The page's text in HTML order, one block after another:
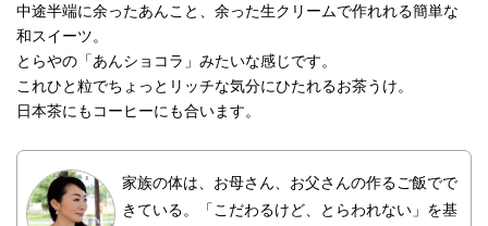
中途半端に余ったあんこと、余った生クリームで作れれる簡単な
和スイーツ。
とらやの「あんショコラ」みたいな感じです。
これひと粒でちょっとリッチな気分にひたれるお茶うけ。
日本茶にもコーヒーにも合います。
家族の体は、お母さん、お父さんの作るご飯でで
きている。「こだわるけど、とらわれない」を基